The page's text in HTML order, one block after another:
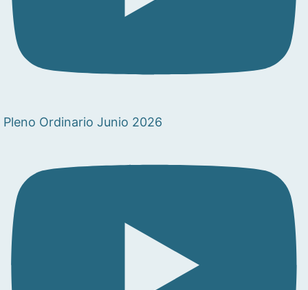
Pleno Ordinario Junio 2026